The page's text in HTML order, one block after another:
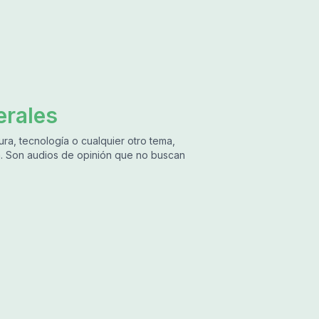
tecnología o cualquier otro tema,
audios de opinión que no buscan